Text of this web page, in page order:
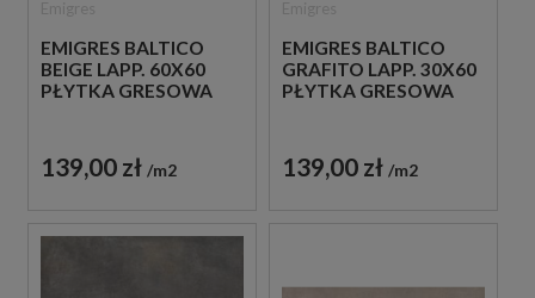
EMIGRES BALTICO
BEIGE LAPP. 60X60
PŁYTKA GRESOWA
139,00 zł m2
EMIGRES BALTICO
GRAFITO LAPP. 30X60
PŁYTKA GRESOWA
139,00 zł m2